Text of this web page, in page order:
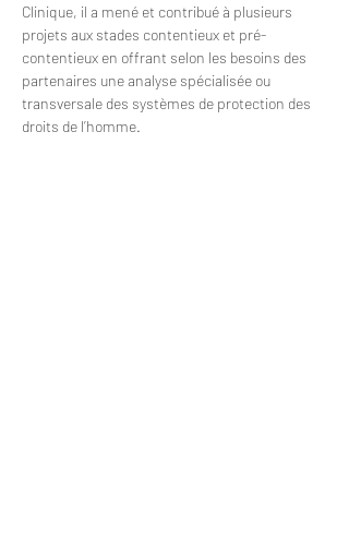
Clinique, il a mené et contribué à plusieurs
projets aux stades contentieux et pré-
contentieux en offrant selon les besoins des
partenaires une analyse spécialisée ou
transversale des systèmes de protection des
droits de l’homme.